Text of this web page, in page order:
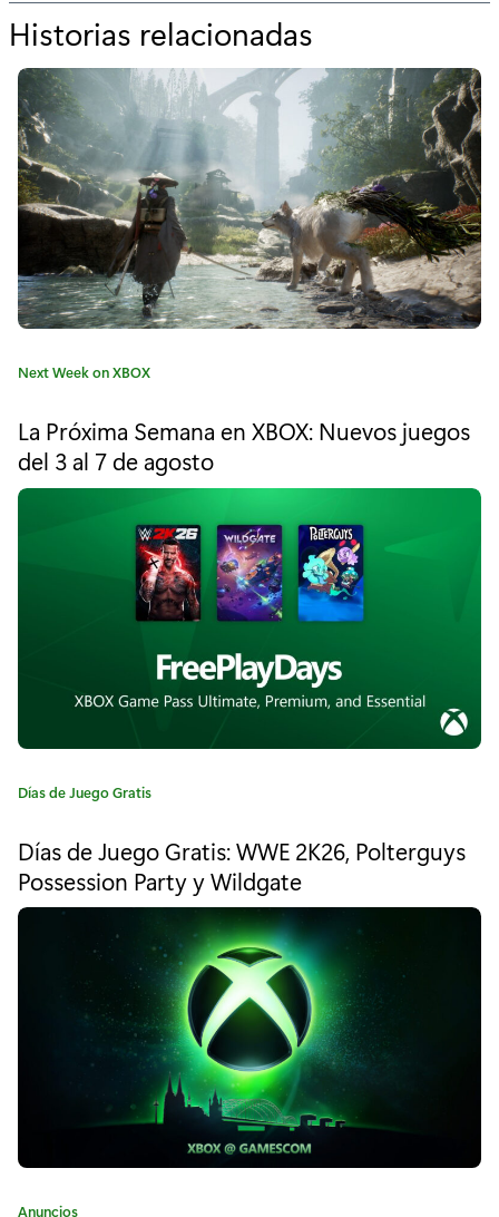
Historias relacionadas
o
r
"
D
e
s
c
d
r
s
L
l
e
g
a
X
b
o
x
G
a
m
e
C
e
g
o
Next Week on XBOX
La Próxima Semana en XBOX: Nuevos juegos
del 3 al 7 de agosto
C
e
g
o
Días de Juego Gratis
Días de Juego Gratis: WWE 2K26, Polterguys
Possession Party y Wildgate
C
Anuncios